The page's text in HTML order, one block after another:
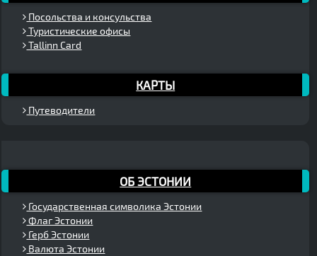
Посольства и консульства
Туристические офисы
Tallinn Card
КАРТЫ
Путеводители
ОБ ЭСТОНИИ
Государственная символика Эстонии
Флаг Эстонии
Герб Эстонии
Валюта Эстонии